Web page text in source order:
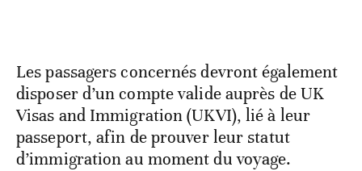
Les passagers concernés devront également
disposer d’un compte valide auprès de UK
Visas and Immigration (UKVI), lié à leur
passeport, afin de prouver leur statut
d’immigration au moment du voyage.